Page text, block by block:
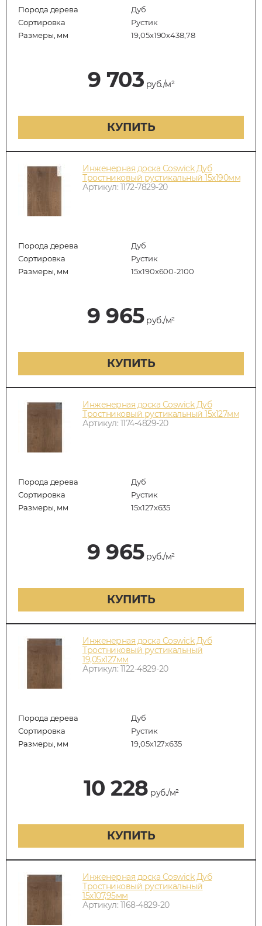
Порода дерева
Дуб
Сортировка
Рустик
Размеры, мм
19,05х190х438,78
9 703 руб./м²
КУПИТЬ
Инженерная доска Coswick Дуб
Тростниковый рустикальный 15х190мм
Артикул: 1172-7829-20
Порода дерева
Дуб
Сортировка
Рустик
Размеры, мм
15x190x600-2100
9 965руб./м²
КУПИТЬ
Инженерная доска Coswick Дуб
Тростниковый рустикальный 15х127мм
Артикул: 1174-4829-20
Порода дерева
Дуб
Сортировка
Рустик
Размеры, мм
15х127х635
9 965руб./м²
КУПИТЬ
Инженерная доска Coswick Дуб
Тростниковый рустикальный
19,05х127мм
Артикул: 1122-4829-20
Порода дерева
Дуб
Сортировка
Рустик
Размеры, мм
19,05х127х635
10 228 руб./м²
КУПИТЬ
Инженерная доска Coswick Дуб
Тростниковый рустикальный
15х107,95мм
Артикул: 1168-4829-20